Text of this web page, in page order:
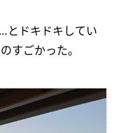
とドキドキしてい
すごかった。